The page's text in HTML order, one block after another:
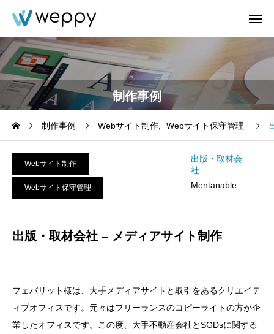
制作事例
制作事例 Webサイト制作 Webサイト保守管理
Webサイト制作
Webサイト保守管理
出版・取材会
社
Mentanable
出版・取材会社 – メディアサイト制作
フェバリット様は、大手メディアサイトと取引をあるクリエイテ
ィブオフィスです。元々はフリーランスのコピーライトの方が企
業したオフィスです。この度、大手不動産会社とSGDsに関する